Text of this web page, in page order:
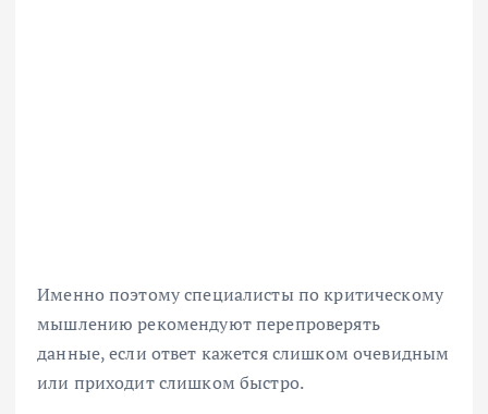
Именно поэтому специалисты по критическому
мышлению рекомендуют перепроверять
данные, если ответ кажется слишком очевидным
или приходит слишком быстро.